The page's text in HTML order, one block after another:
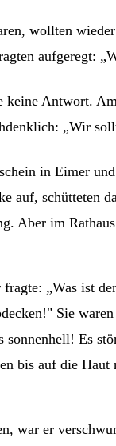
wollten
aufgeregt:
Antwort.
„Wir
in Eimer
auf,
Aber im
„Was ist
Sie
sonnenhell! Es
bis auf die Haut
er